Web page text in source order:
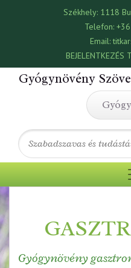
Székhely: 1118
Telefon:
Email:
BEJELENTKEZÉS
Gyógynövény
Gyógynövény